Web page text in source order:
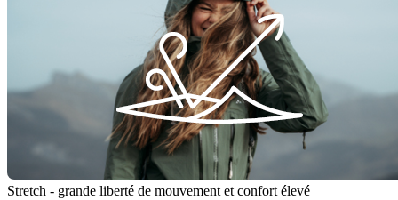
Stretch - grande liberté de mouvement et confort élevé